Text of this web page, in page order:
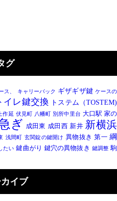
グ
ス、 キャリーバック ギザギザ鍵 ケースの
イレ鍵交換 トステム（TOSTEM)
上作延 伏見町 八幡町 別所中里台 大口駅 家の
ぎ 成田東 成田西 新井 新横浜
浅間町 玄関錠の鍵開け 異物抜き 第一 綱
たい 鍵曲がり 鍵穴の異物抜き 鍵調整 駒
イブ